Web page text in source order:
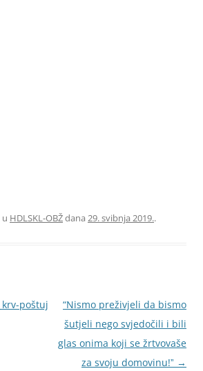
HDLSKL-OBŽdana 29. svibnja 2019..
poštuj
“Nismo preživjeli da bismo
šutjeli nego svjedočili i bili
glas onima koji se žrtvovaše
za svoju domovinu!ˮ →